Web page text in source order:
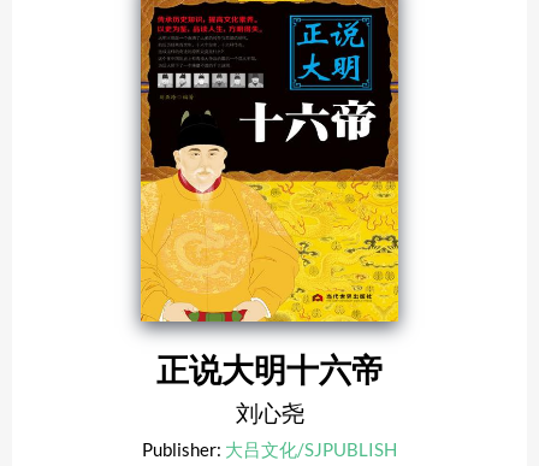
正说大明十六帝
刘心尧
Publisher: 大吕文化/SJPUBLISH